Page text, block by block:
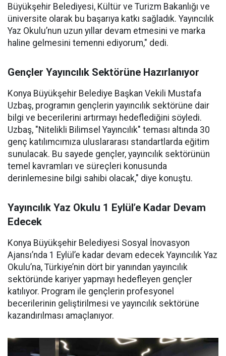
Büyükşehir Belediyesi, Kültür ve Turizm Bakanlığı ve
üniversite olarak bu başarıya katkı sağladık. Yayıncılık
Yaz Okulu’nun uzun yıllar devam etmesini ve marka
haline gelmesini temenni ediyorum," dedi.
Gençler Yayıncılık Sektörüne Hazırlanıyor
Konya Büyükşehir Belediye Başkan Vekili Mustafa
Uzbaş, programın gençlerin yayıncılık sektörüne dair
bilgi ve becerilerini artırmayı hedeflediğini söyledi.
Uzbaş, "Nitelikli Bilimsel Yayıncılık" teması altında 30
genç katılımcımıza uluslararası standartlarda eğitim
sunulacak. Bu sayede gençler, yayıncılık sektörünün
temel kavramları ve süreçleri konusunda
derinlemesine bilgi sahibi olacak," diye konuştu.
Yayıncılık Yaz Okulu 1 Eylül’e Kadar Devam
Edecek
Konya Büyükşehir Belediyesi Sosyal İnovasyon
Ajansı’nda 1 Eylül’e kadar devam edecek Yayıncılık Yaz
Okulu’na, Türkiye’nin dört bir yanından yayıncılık
sektöründe kariyer yapmayı hedefleyen gençler
katılıyor. Program ile gençlerin profesyonel
becerilerinin geliştirilmesi ve yayıncılık sektörüne
kazandırılması amaçlanıyor.